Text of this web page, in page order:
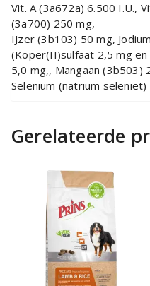
Vit. A (3a672a) 6.500 I.U.,
(3a700) 250 mg,
IJzer (3b103) 50 mg,
(Koper(II)sulfaat 2,5 mg
5,0 mg,, Mangaan (3b503)
Selenium (natrium seleniet)
Gerelateerde